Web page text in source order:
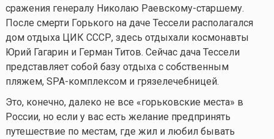
сражения генералу Николаю Раевскому-старшему.
После смерти Горького на даче Тессели располагался
дом отдыха ЦИК СССР, здесь отдыхали космонавты
Юрий Гагарин и Герман Титов. Сейчас дача Тессели
представляет собой базу отдыха с собственным
пляжем, SPA-комплексом и грязелечебницей.
Это, конечно, далеко не все «горьковские места» в
России, но если у вас есть желание предпринять
путешествие по местам, где жил и любил бывать